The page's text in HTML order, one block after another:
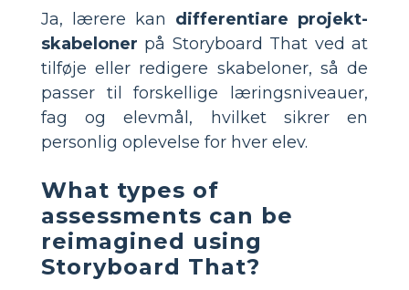
Ja, lærere kan differentiare projekt-
skabeloner på Storyboard That ved at
tilføje eller redigere skabeloner, så de
passer til forskellige læringsniveauer,
fag og elevmål, hvilket sikrer en
personlig oplevelse for hver elev.
What types of
assessments can be
reimagined using
Storyboard That?